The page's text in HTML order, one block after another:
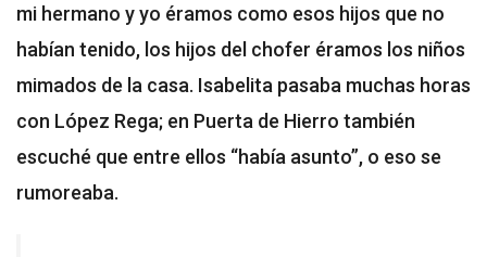
mi hermano y yo éramos como esos hijos que no
habían tenido, los hijos del chofer éramos los niños
mimados de la casa. Isabelita pasaba muchas horas
con López Rega; en Puerta de Hierro también
escuché que entre ellos “había asunto”, o eso se
rumoreaba.